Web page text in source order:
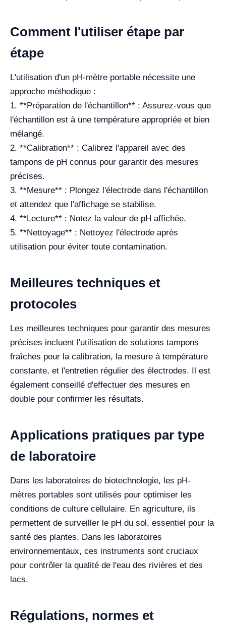
Comment l'utiliser étape par
étape
L'utilisation d'un pH-mètre portable nécessite une
approche méthodique :
1. **Préparation de l'échantillon** : Assurez-vous que
l'échantillon est à une température appropriée et bien
mélangé.
2. **Calibration** : Calibrez l'appareil avec des
tampons de pH connus pour garantir des mesures
précises.
3. **Mesure** : Plongez l'électrode dans l'échantillon
et attendez que l'affichage se stabilise.
4. **Lecture** : Notez la valeur de pH affichée.
5. **Nettoyage** : Nettoyez l'électrode après
utilisation pour éviter toute contamination.
Meilleures techniques et
protocoles
Les meilleures techniques pour garantir des mesures
précises incluent l'utilisation de solutions tampons
fraîches pour la calibration, la mesure à température
constante, et l'entretien régulier des électrodes. Il est
également conseillé d'effectuer des mesures en
double pour confirmer les résultats.
Applications pratiques par type
de laboratoire
Dans les laboratoires de biotechnologie, les pH-
mètres portables sont utilisés pour optimiser les
conditions de culture cellulaire. En agriculture, ils
permettent de surveiller le pH du sol, essentiel pour la
santé des plantes. Dans les laboratoires
environnementaux, ces instruments sont cruciaux
pour contrôler la qualité de l'eau des rivières et des
lacs.
Régulations, normes et